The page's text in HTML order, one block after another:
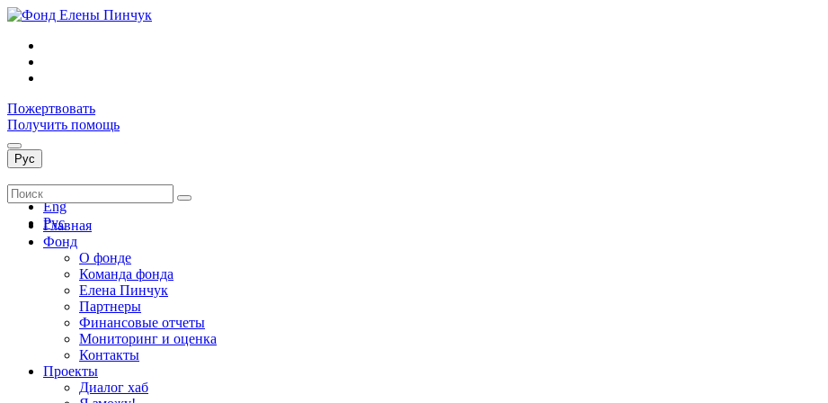
Пожертвовать
Получить помощь
Рус
Укр
Eng
Рус
Главная
Фонд
О фонде
Команда фонда
Елена Пинчук
Партнеры
Финансовые отчеты
Мониторинг и оценка
Контакты
Проекты
Диалог хаб